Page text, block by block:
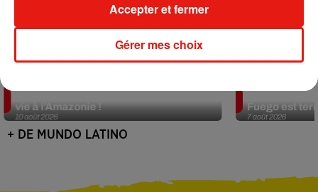
10 août 2026
Ces femmes autochtones redonnent
vie à l’Amazonie !
7 août 2026
Guatemala :
Fuego est
+ DE MUNDO LATINO
Gérer mes choix
Accepter et fermer